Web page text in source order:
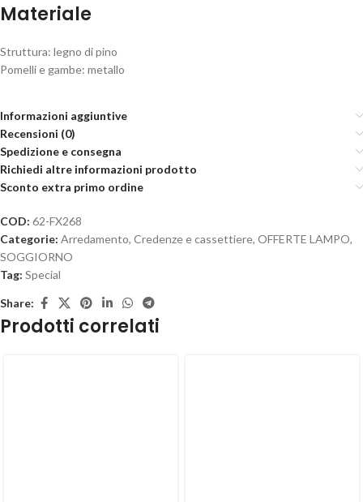
Materiale
Struttura: legno di pino
Pomelli e gambe: metallo
Informazioni aggiuntive
Recensioni (0)
Spedizione e consegna
Richiedi altre informazioni prodotto
Sconto extra primo ordine
COD: 62-FX268
Categorie: Arredamento, Credenze e cassettiere, OFFERTE LAMPO,
SOGGIORNO
Tag: Special
Share:
Prodotti correlati